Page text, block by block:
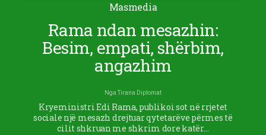
Masmedia
Rama ndan mesazhin:
Besim, empati, shërbim,
angazhim
Nga Tirana Diplomat
Kryeministri Edi Rama, publikoi sot në rrjetet
sociale një mesazh drejtuar qytetarëve përmes të
cilit shkruan me shkrim dore katër…